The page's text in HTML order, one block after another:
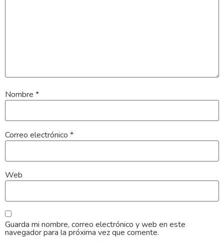
Nombre *
Correo electrónico *
Web
Guarda mi nombre, correo electrónico y web en este
navegador para la próxima vez que comente.